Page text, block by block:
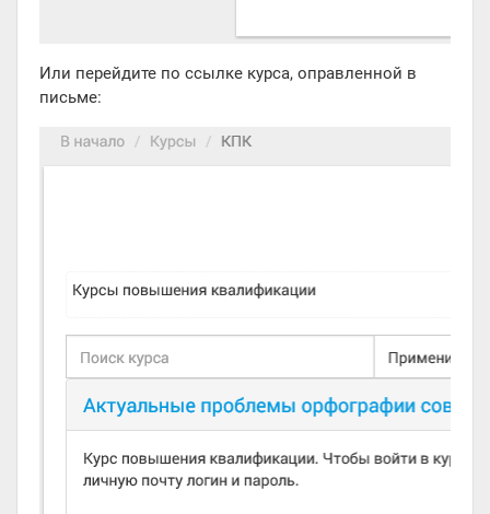
Или перейдите по ссылке курса, оправленной в
письме: